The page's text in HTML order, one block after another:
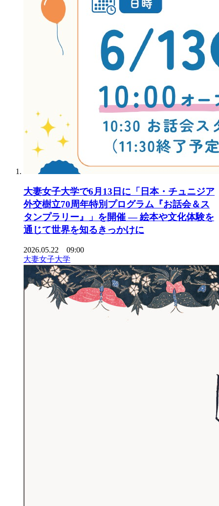
大妻女子大学で6月13日に「日本・チュニジア
外交樹立70周年特別プログラム『お話会＆ス
タンプラリー』」を開催 ― 絵本や文化体験を
通じて世界を知るきっかけに
2026.05.22 09:00
大妻女子大学